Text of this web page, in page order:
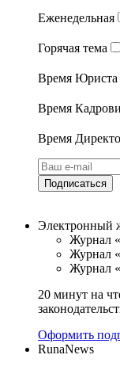
Еженедельная
Горячая тема
Время Юриста
Время
Время
Подписаться
Электронный
Журнал
Журнал
Журнал
20 минут на
Оформить
RunaNews